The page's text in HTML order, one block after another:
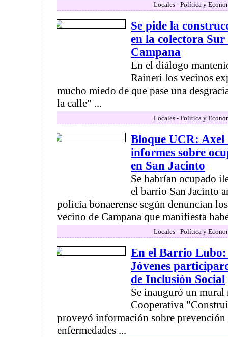
Locales - Política y
Se pide la
en la colectora
Campana
En el diálogo
Raineri los vecinos
mucho miedo de que pase una
la calle" ...
Locales - Política y
Bloque UCR:
informes sobre
en San Jacinto
Se habrían ocupado
el barrio San Jacinto
policía bonaerense según denuncian
vecino de Campana que manifiesta
Locales - Política y
En el Barrio
Jóvenes
de Inclusión Social
Se inauguró un
Cooperativa
proveyó información sobre
enfermedades ...